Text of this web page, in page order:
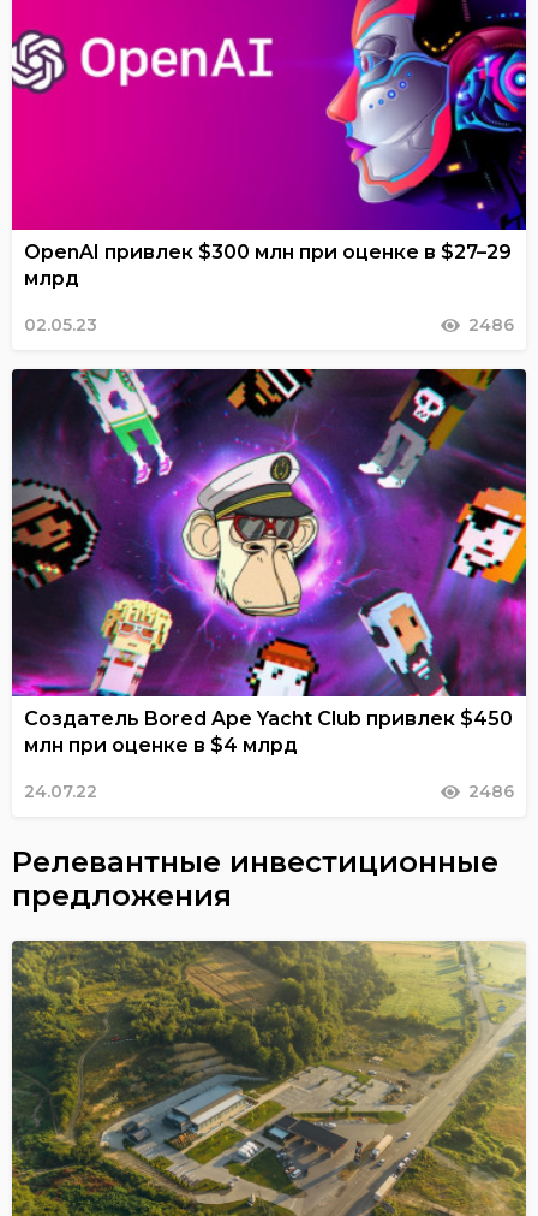
OpenAI привлек $300 млн при оценке в $27–29
млрд
02.05.23 2486
Создатель Bored Ape Yacht Club привлек $450
млн при оценке в $4 млрд
24.07.22 2486
Релевантные инвестиционные
предложения